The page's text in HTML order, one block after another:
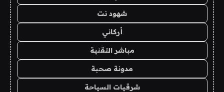
شهود نت
أركاني
مباشر التقنية
مدونة صحبة
شرقيات السياحة